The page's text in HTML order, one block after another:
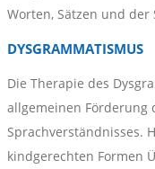
Worten, Sätzen und
DYSGRAMMATISMUS
Die Therapie des
allgemeinen Förderung
Sprachverständnisses.
kindgerechten Formen